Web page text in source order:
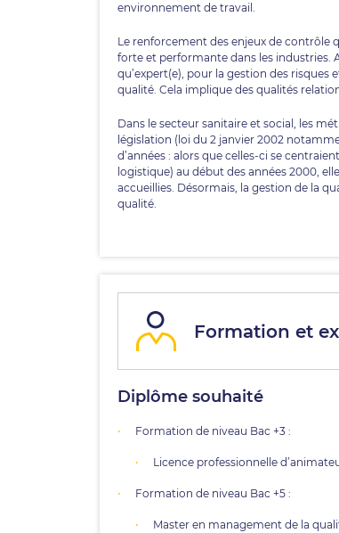
environnement de travail.
Le renforcement des enjeux de contrôle
forte et performante dans les industries.
qu’expert(e), pour la gestion des
qualité. Cela implique des qualités
Dans le secteur sanitaire et social, les
législation (loi du 2 janvier 2002
d’années : alors que celles-ci se
logistique) au début des années 2000,
accueillies. Désormais, la gestion de la
qualité.
Formation et
Diplôme souhaité
Formation de niveau Bac +3 :
Licence professionnelle
Formation de niveau Bac +5 :
Master en management de la